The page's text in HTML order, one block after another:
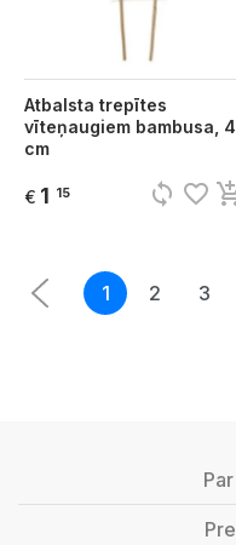
Atbalsta trepītes
vīteņaugiem bambusa,
cm
€ 1 15 sync favorite_border
1 2 3